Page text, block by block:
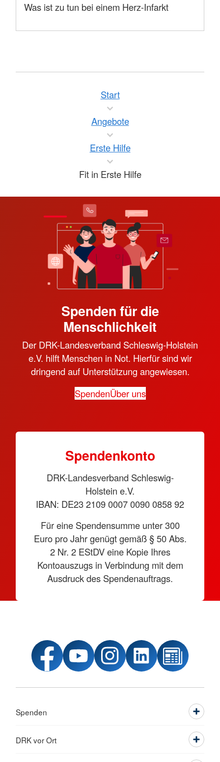
Was ist zu tun bei einem Herz-Infarkt
Start
Angebote
Erste Hilfe
Fit in Erste Hilfe
Spenden für die
Menschlichkeit
Der DRK-Landesverband Schleswig-Holstein
e.V. hilft Menschen in Not. Hierfür sind wir
dringend auf Unterstützung angewiesen.
SpendenÜber uns
Spendenkonto
DRK-Landesverband Schleswig-
Holstein e.V.
IBAN: DE23 2109 0007 0090 0858 92
Für eine Spendensumme unter 300
Euro pro Jahr genügt gemäß § 50 Abs.
2 Nr. 2 EStDV eine Kopie Ihres
Kontoauszugs in Verbindung mit dem
Ausdruck des Spendenauftrags.
Spenden
DRK vor Ort